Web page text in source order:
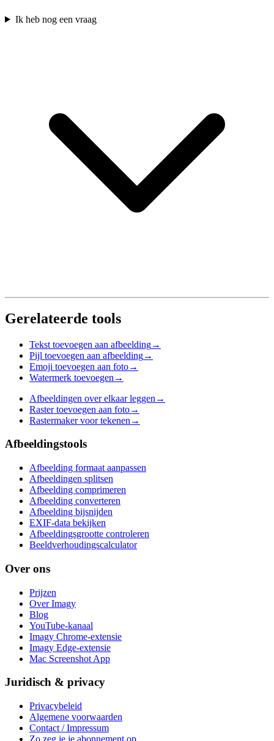
Ik heb nog een vraag
Gerelateerde tools
Tekst toevoegen aan afbeelding→
Pijl toevoegen aan afbeelding→
Emoji toevoegen aan foto→
Watermerk toevoegen →
Afbeeldingen over elkaar leggen →
Raster toevoegen aan foto→
Rastermaker voor tekenen →
Afbeeldingstools
Afbeelding formaat aanpassen
Afbeeldingen splitsen
Afbeelding comprimeren
Afbeelding converteren
Afbeelding bijsnijden
EXIF-data bekijken
Afbeeldingsgrootte controleren
Beeldverhoudingscalculator
Over ons
Prijzen
Over Imagy
Blog
YouTube-kanaal
Imagy Chrome-extensie
Imagy Edge-extensie
Mac Screenshot App
Juridisch & privacy
Privacybeleid
Algemene voorwaarden
Contact / Impressum
Zo zeg je je abonnement op